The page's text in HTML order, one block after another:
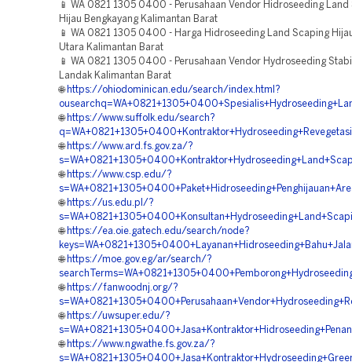
📱 WA 0821 1305 0400 - Perusahaan Vendor Hidroseeding Land
Hijau Bengkayang Kalimantan Barat
📱 WA 0821 1305 0400 - Harga Hidroseeding Land Scaping
Utara Kalimantan Barat
📱 WA 0821 1305 0400 - Perusahaan Vendor Hydroseeding
Landak Kalimantan Barat
🌐 https://ohiodominican.edu/search/index.html?
🌐 https://www.suffolk.edu/search?
🌐 https://www.ard.fs.gov.za/?
🌐 https://www.csp.edu/?
🌐 https://us.edu.pl/?
🌐 https://ea.oie.gatech.edu/search/node?
🌐 https://moe.gov.eg/ar/search/?
🌐 https://fanwoodnj.org/?
🌐 https://uwsuper.edu/?
🌐 https://www.ngwathe.fs.gov.za/?